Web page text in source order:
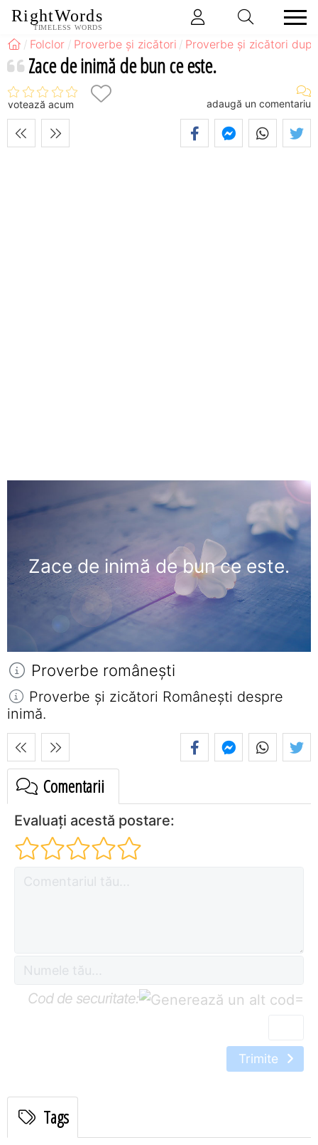
RightWords
TIMELESS WORDS
Folclor Proverbe și zicători Proverbe și zicători
Zace de inimă de bun ce este.
votează acum adaugă un comentariu
Zace de inimă de bun ce este.
Proverbe româneşti
Proverbe și zicători Româneşti despre
inimă.
Comentarii
Evaluați acestă postare:
Cod de securitate: =
Trimite
Tags